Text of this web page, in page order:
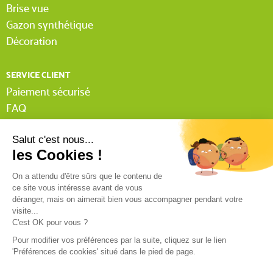
Brise vue
Gazon synthétique
Décoration
SERVICE CLIENT
Paiement sécurisé
FAQ
Lexique Tissnet
Suivi commande invité
Contactez-nous
Mentions légales